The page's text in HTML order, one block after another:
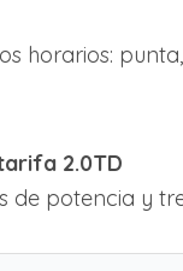
horarios:
2.0TD
de potencia y